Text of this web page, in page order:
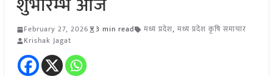
February 27, 2026 3 min read मध्य प्रदेश, मध्य प्रदेश कृषि समाचार
Krishak Jagat